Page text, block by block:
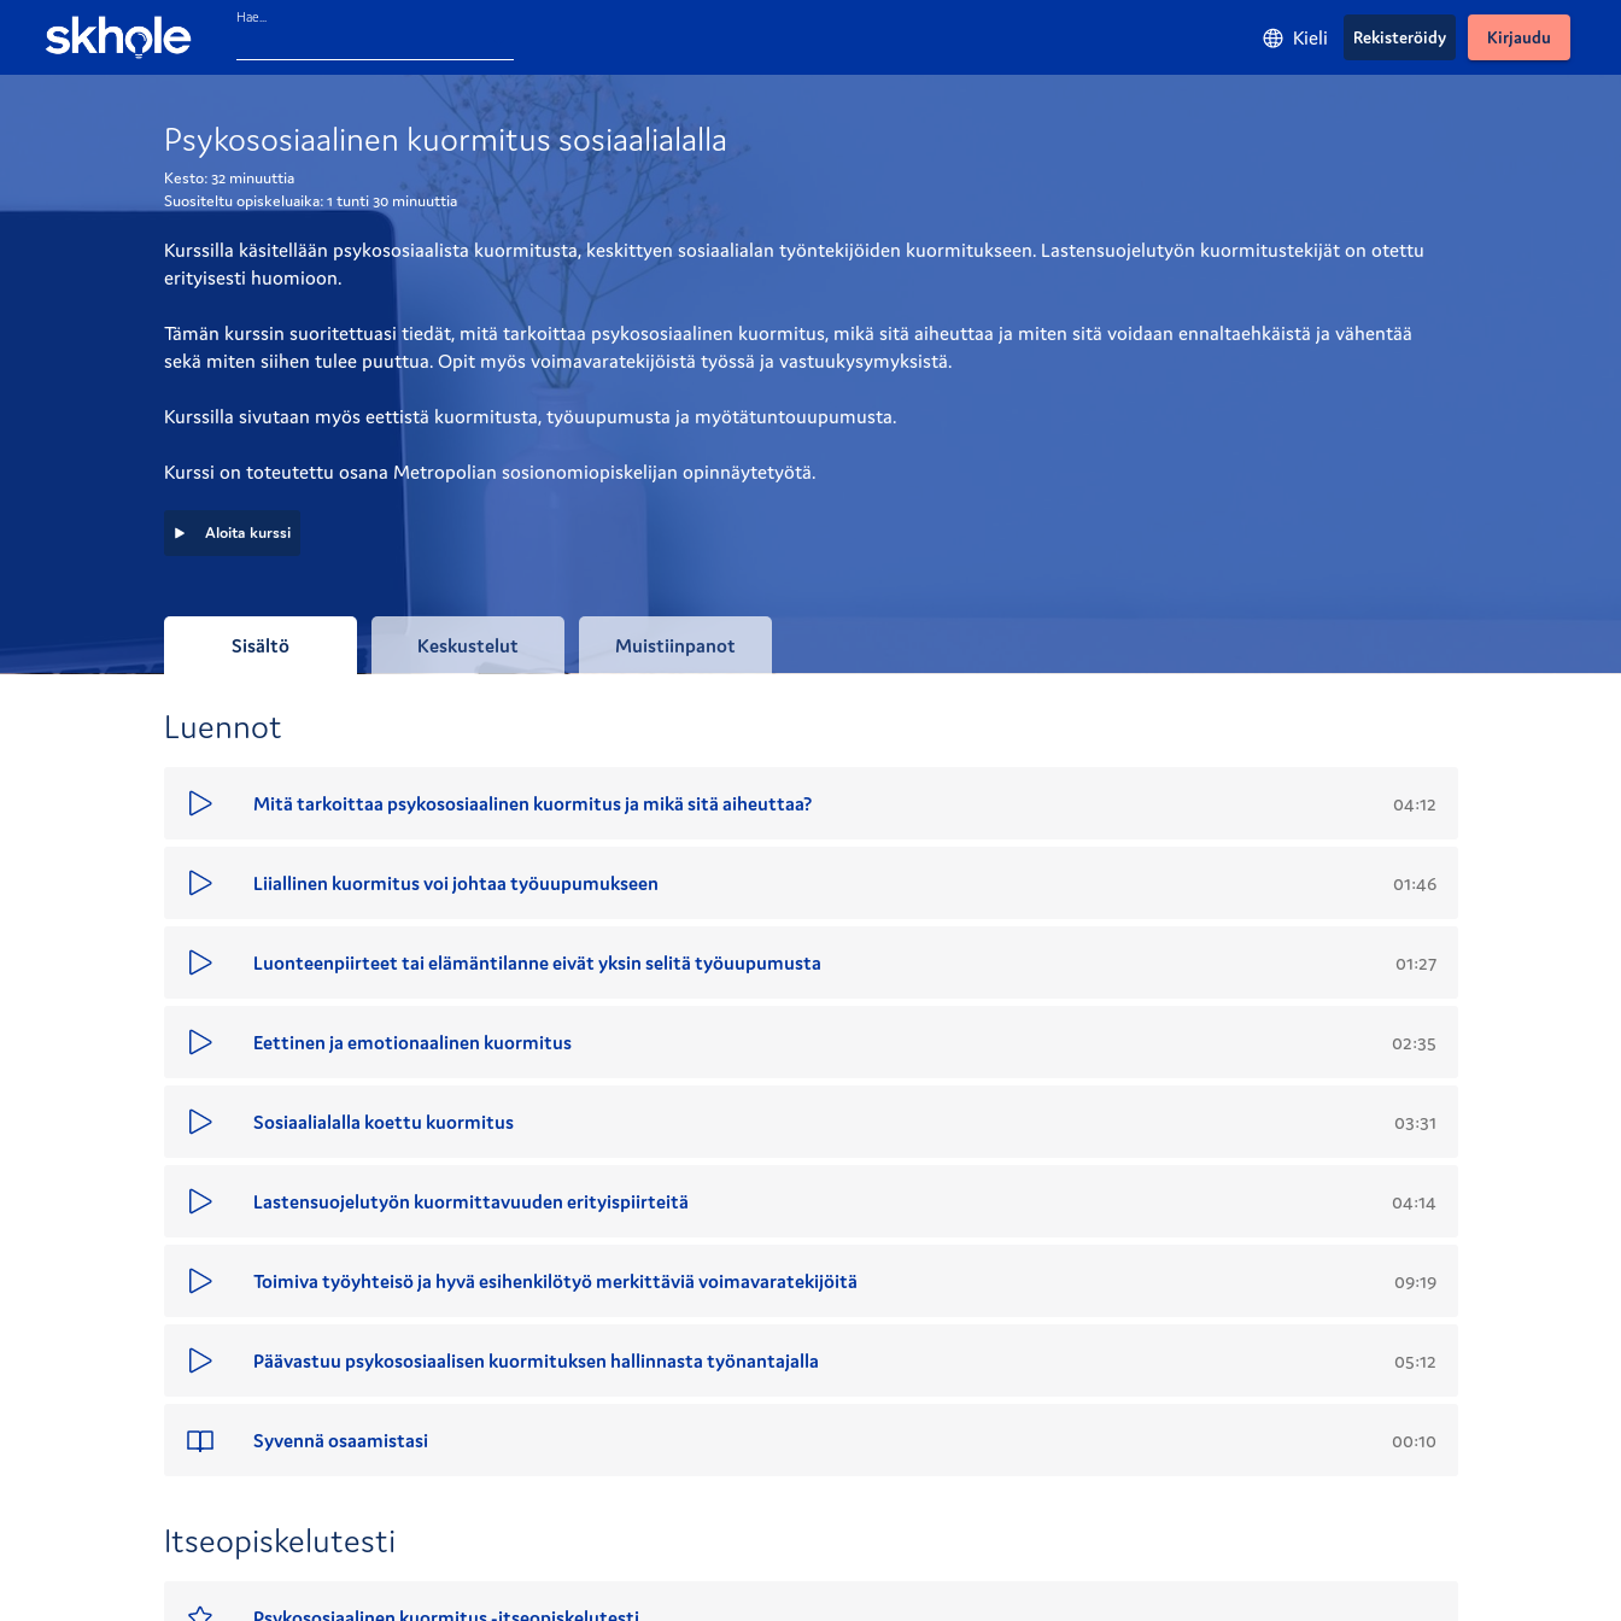
Hae...
Kieli Kirjaudu
Rekisteröidy
Psykososiaalinen kuormitus sosiaalialalla
Kesto: 32 minuuttia
Suositeltu opiskeluaika: 1 tunti 30 minuuttia
Kurssilla käsitellään psykososiaalista kuormitusta, keskittyen sosiaalialan työntekijöiden kuormitukseen. Lastensuojelutyön kuormitustekijät on otettu
erityisesti huomioon.
Tämän kurssin suoritettuasi tiedät, mitä tarkoittaa psykososiaalinen kuormitus, mikä sitä aiheuttaa ja miten sitä voidaan ennaltaehkäistä ja vähentää
sekä miten siihen tulee puuttua. Opit myös voimavaratekijöistä työssä ja vastuukysymyksistä.
Kurssilla sivutaan myös eettistä kuormitusta, työuupumusta ja myötätuntouupumusta.
Kurssi on toteutettu osana Metropolian sosionomiopiskelijan opinnäytetyötä.
Aloita kurssi
Sisältö Keskustelut Muistiinpanot
Luennot
Mitä tarkoittaa psykososiaalinen kuormitus ja mikä sitä aiheuttaa? 04:12
Liiallinen kuormitus voi johtaa työuupumukseen 01:46
Luonteenpiirteet tai elämäntilanne eivät yksin selitä työuupumusta 01:27
Eettinen ja emotionaalinen kuormitus 02:35
Sosiaalialalla koettu kuormitus 03:31
Lastensuojelutyön kuormittavuuden erityispiirteitä 04:14
Toimiva työyhteisö ja hyvä esihenkilötyö merkittäviä voimavaratekijöitä 09:19
Päävastuu psykososiaalisen kuormituksen hallinnasta työnantajalla 05:12
Syvennä osaamistasi 00:10
Itseopiskelutesti